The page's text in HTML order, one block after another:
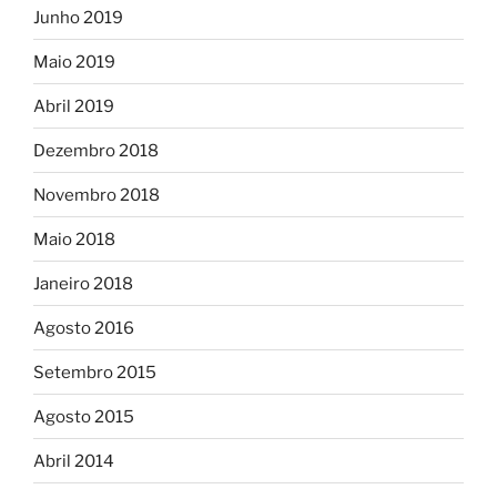
Junho 2019
Maio 2019
Abril 2019
Dezembro 2018
Novembro 2018
Maio 2018
Janeiro 2018
Agosto 2016
Setembro 2015
Agosto 2015
Abril 2014